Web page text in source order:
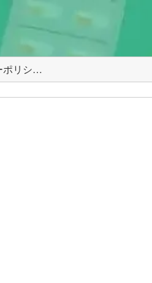
＜プライバシーポリシー＞